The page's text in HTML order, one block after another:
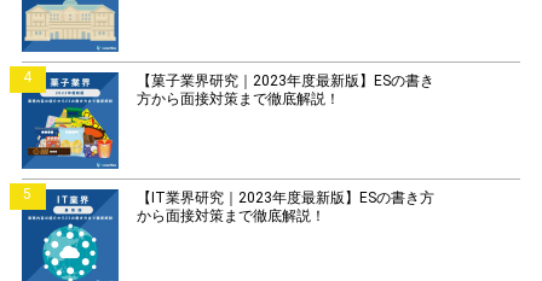
4
【菓子業界研究｜2023年度最新版】ESの書き
方から面接対策まで徹底解説！
5
【IT業界研究｜2023年度最新版】ESの書き方
から面接対策まで徹底解説！